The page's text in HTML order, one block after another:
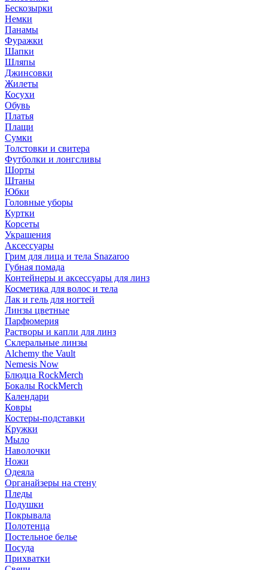
Бескозырки
Немки
Панамы
Фуражки
Шапки
Шляпы
Джинсовки
Жилеты
Косухи
Обувь
Платья
Плащи
Сумки
Толстовки и свитера
Футболки и лонгсливы
Шорты
Штаны
Юбки
Головные уборы
Куртки
Корсеты
Украшения
Аксессуары
Грим для лица и тела Snazaroo
Губная помада
Контейнеры и аксессуары для линз
Косметика для волос и тела
Лак и гель для ногтей
Линзы цветные
Парфюмерия
Растворы и капли для линз
Склеральные линзы
Alchemy the Vault
Nemesis Now
Блюдца RockMerch
Бокалы RockMerch
Календари
Ковры
Костеры-подставки
Кружки
Мыло
Наволочки
Ножи
Одеяла
Органайзеры на стену
Пледы
Подушки
Покрывала
Полотенца
Постельное белье
Посуда
Прихватки